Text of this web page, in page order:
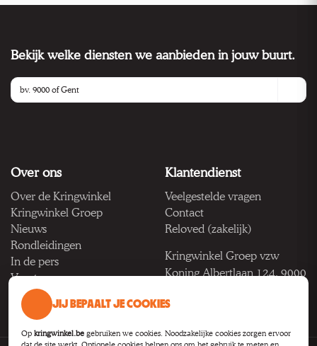
Bekijk welke diensten we aanbieden in jouw buurt.
Over ons
Over de Kringwinkel
Kringwinkel Groep
Nieuws
Rondleidingen
In de pers
Vacatures
Klantendienst
Veelgestelde vragen
Contact
Reloved (zakelijk)
Kringwinkel Groep vzw
Koning Albertlaan 124, 9000
BTW BE 1033.922.208
JIJ BEPAALT JE COOKIES
Op kringwinkel.be gebruiken we cookies. Noodzakelijke cookies zorgen ervoor